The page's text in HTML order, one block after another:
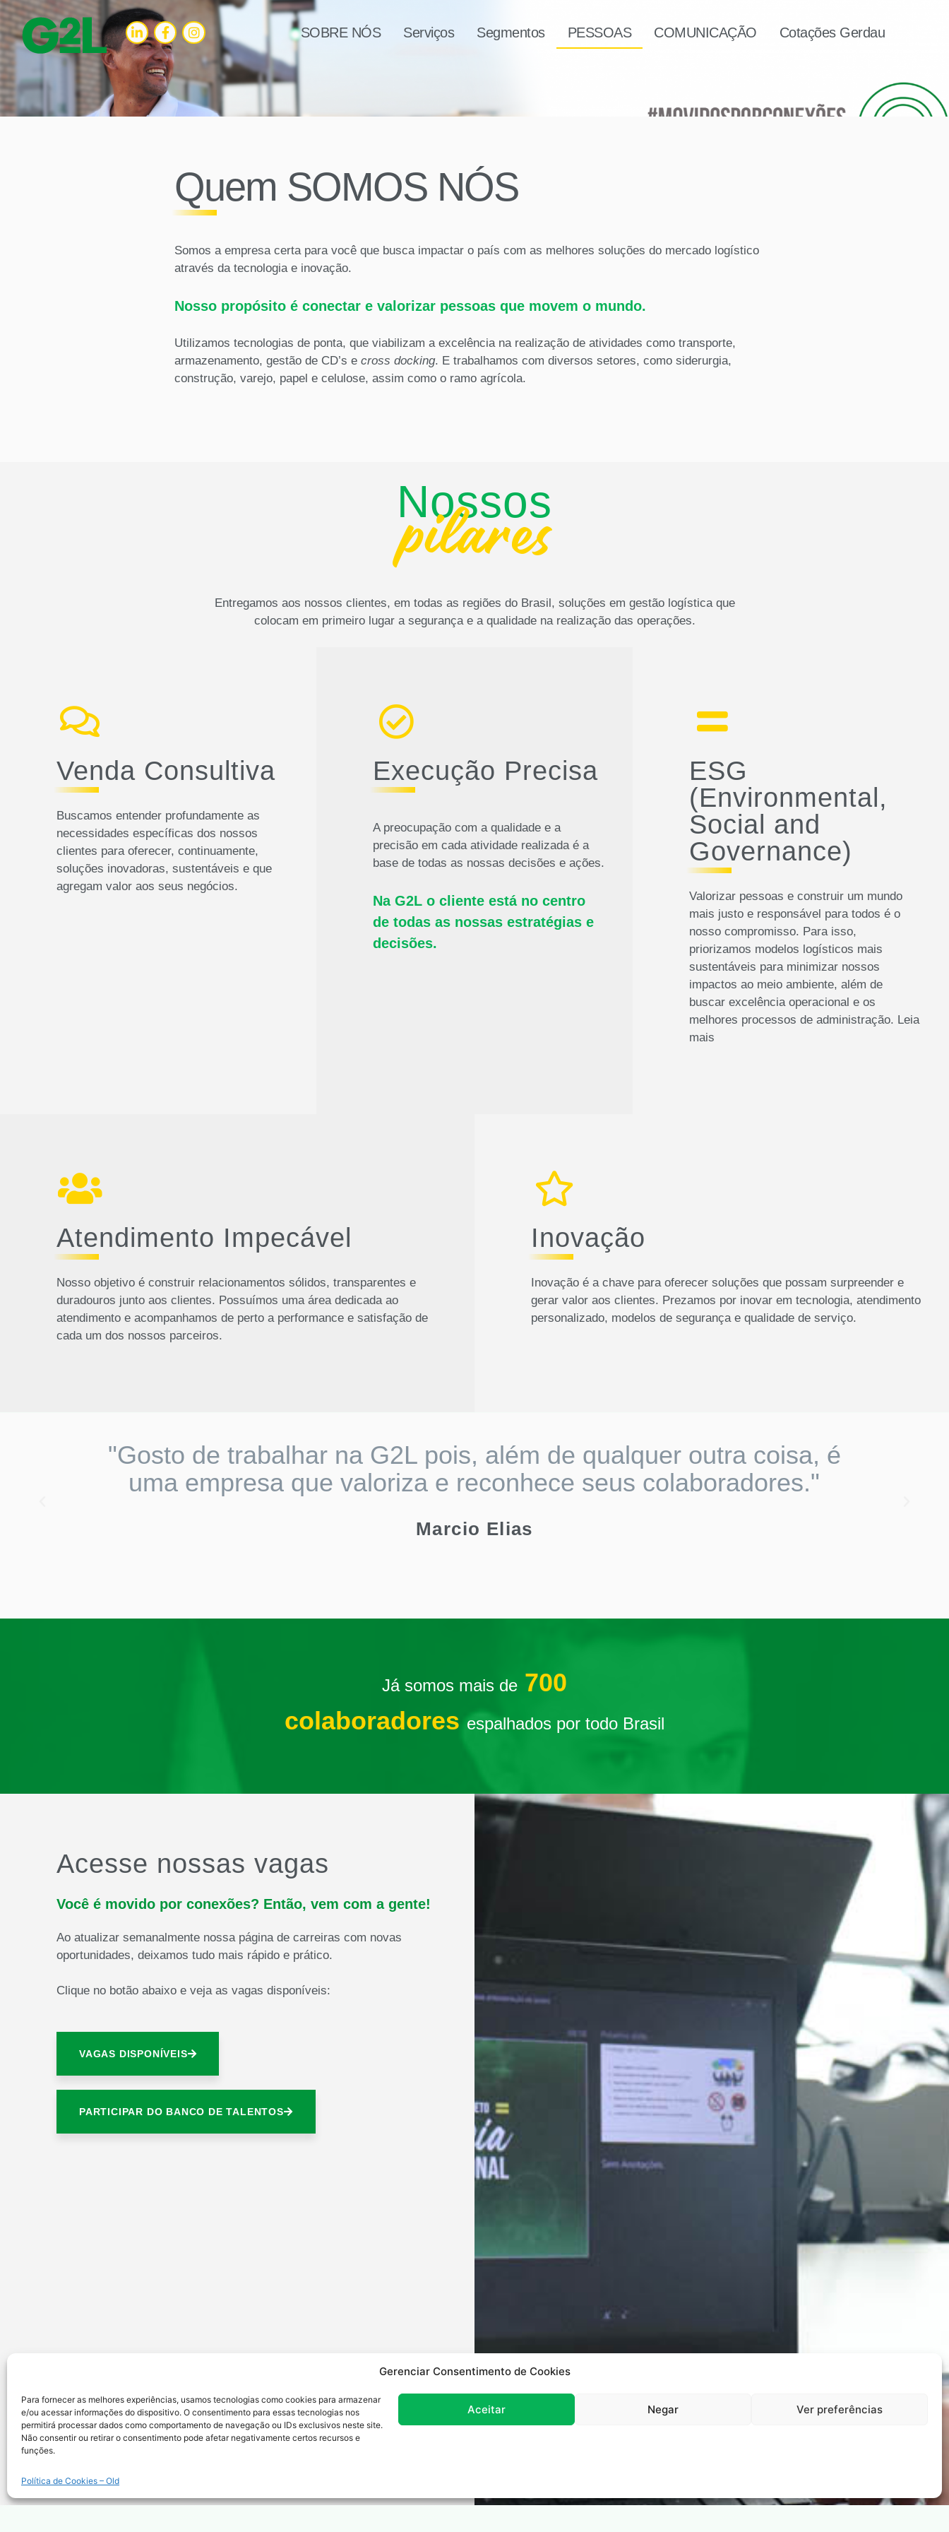
Gerenciar Consentimento de Cookies
Para fornecer as melhores experiências, usamos tecnologias como cookies para armazenar
e/ou acessar informações do dispositivo. O consentimento para essas tecnologias nos
permitirá processar dados como comportamento de navegação ou IDs exclusivos neste site.
Não consentir ou retirar o consentimento pode afetar negativamente certos recursos e
funções.
Aceitar Negar Ver preferências
Política de Cookies – Old
SOBRE NÓS Serviços Segmentos PESSOAS COMUNICAÇÃO Cotações Gerdau
Quem SOMOS NÓS
Somos a empresa certa para você que busca impactar o país com as melhores soluções do mercado logístico
através da tecnologia e inovação.
Nosso propósito é conectar e valorizar pessoas que movem o mundo.
Utilizamos tecnologias de ponta, que viabilizam a excelência na realização de atividades como transporte,
armazenamento, gestão de CD’s e cross docking. E trabalhamos com diversos setores, como siderurgia,
construção, varejo, papel e celulose, assim como o ramo agrícola.
Nossos
pilares
Entregamos aos nossos clientes, em todas as regiões do Brasil, soluções em gestão logística que
colocam em primeiro lugar a segurança e a qualidade na realização das operações.
Venda Consultiva
Buscamos entender profundamente as
necessidades específicas dos nossos
clientes para oferecer, continuamente,
soluções inovadoras, sustentáveis e que
agregam valor aos seus negócios.
Execução Precisa
A preocupação com a qualidade e a
precisão em cada atividade realizada é a
base de todas as nossas decisões e ações.
Na G2L o cliente está no centro
de todas as nossas estratégias e
decisões.
ESG
(Environmental,
Social and
Governance)
Valorizar pessoas e construir um mundo
mais justo e responsável para todos é o
nosso compromisso. Para isso,
priorizamos modelos logísticos mais
sustentáveis para minimizar nossos
impactos ao meio ambiente, além de
buscar excelência operacional e os
melhores processos de administração. Leia
mais
Atendimento Impecável
Nosso objetivo é construir relacionamentos sólidos, transparentes e
duradouros junto aos clientes. Possuímos uma área dedicada ao
atendimento e acompanhamos de perto a performance e satisfação de
cada um dos nossos parceiros.
Inovação
Inovação é a chave para oferecer soluções que possam surpreender e
gerar valor aos clientes. Prezamos por inovar em tecnologia, atendimento
personalizado, modelos de segurança e qualidade de serviço.
"Gosto de trabalhar na G2L pois, além de qualquer outra coisa, é
uma empresa que valoriza e reconhece seus colaboradores."
Marcio Elias
Já somos mais de 700
colaboradoresespalhados por todo Brasil
Acesse nossas vagas
Você é movido por conexões? Então, vem com a gente!
Ao atualizar semanalmente nossa página de carreiras com novas
oportunidades, deixamos tudo mais rápido e prático.
Clique no botão abaixo e veja as vagas disponíveis:
VAGAS DISPONÍVEIS
PARTICIPAR DO BANCO DE TALENTOS